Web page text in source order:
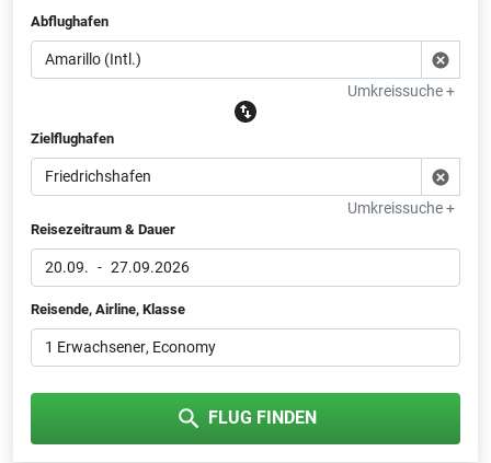
Abflughafen
Umkreissuche +
Zielflughafen
Umkreissuche +
Reisezeitraum & Dauer
20.09. - 27.09.2026
Reisende, Airline, Klasse
1 Erwachsener, Economy
FLUG FINDEN